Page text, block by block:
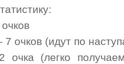
очков (идут по
очка (легко